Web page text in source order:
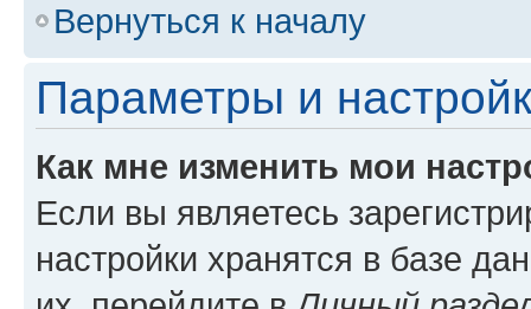
Вернуться к началу
Параметры и
Как мне изменить мои
Если вы являетесь
настройки хранятся в базе